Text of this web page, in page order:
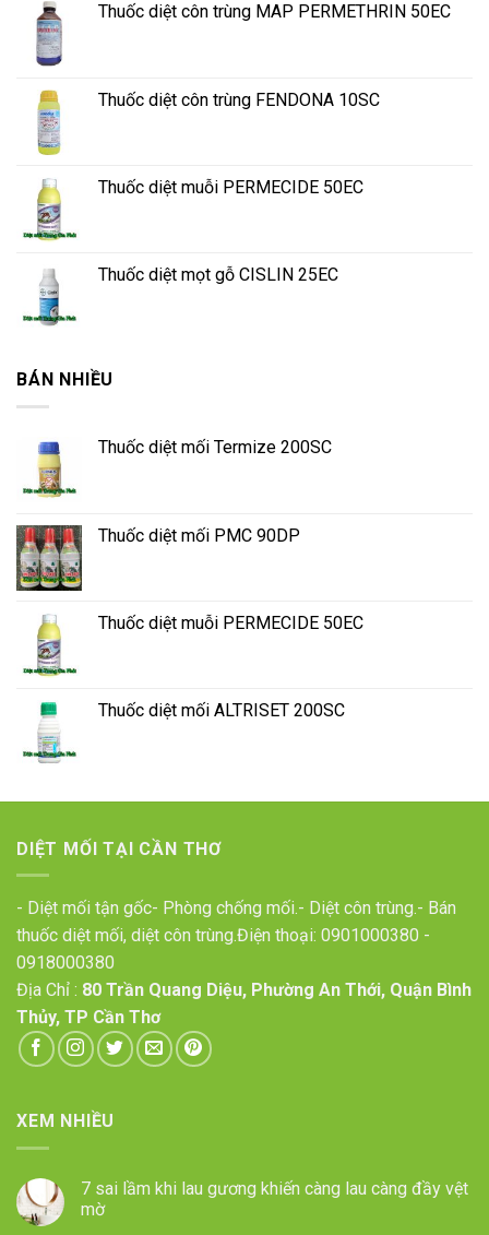
Thuốc diệt côn trùng MAP PERMETHRIN 50EC
Thuốc diệt côn trùng FENDONA 10SC
Thuốc diệt muỗi PERMECIDE 50EC
Thuốc diệt mọt gỗ CISLIN 25EC
BÁN NHIỀU
Thuốc diệt mối Termize 200SC
Thuốc diệt mối PMC 90DP
Thuốc diệt muỗi PERMECIDE 50EC
Thuốc diệt mối ALTRISET 200SC
DIỆT MỐI TẠI CẦN THƠ
- Diệt mối tận gốc- Phòng chống mối.- Diệt côn trùng.- Bán
thuốc diệt mối, diệt côn trùng.Điện thoại: 0901000380 -
0918000380
Địa Chỉ : 80 Trần Quang Diệu, Phường An Thới, Quận Bình
Thủy, TP Cần Thơ
XEM NHIỀU
7 sai lầm khi lau gương khiến càng lau càng đầy vệt
mờ